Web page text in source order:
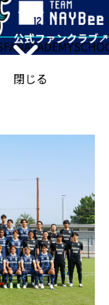
閉じる
FANACADEMY